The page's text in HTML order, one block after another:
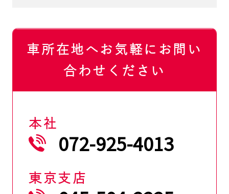
車所在地へお気軽にお問い
合わせください
本社
072-925-4013
東京支店